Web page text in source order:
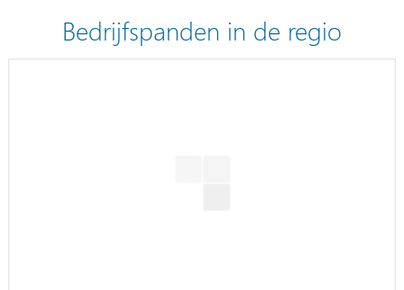
Bedrijfspanden in de regio